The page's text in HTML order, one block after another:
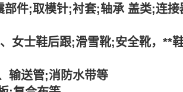
件;取模针;衬套;轴承 盖类;连
女士鞋后跟;滑雪靴;安全靴，**
输送管;消防水带等